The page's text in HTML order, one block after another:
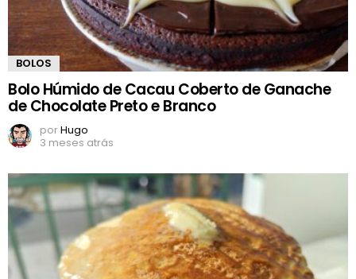
BOLOS
Bolo Húmido de Cacau Coberto de Ganache
de Chocolate Preto e Branco
porHugo
3 meses atrás